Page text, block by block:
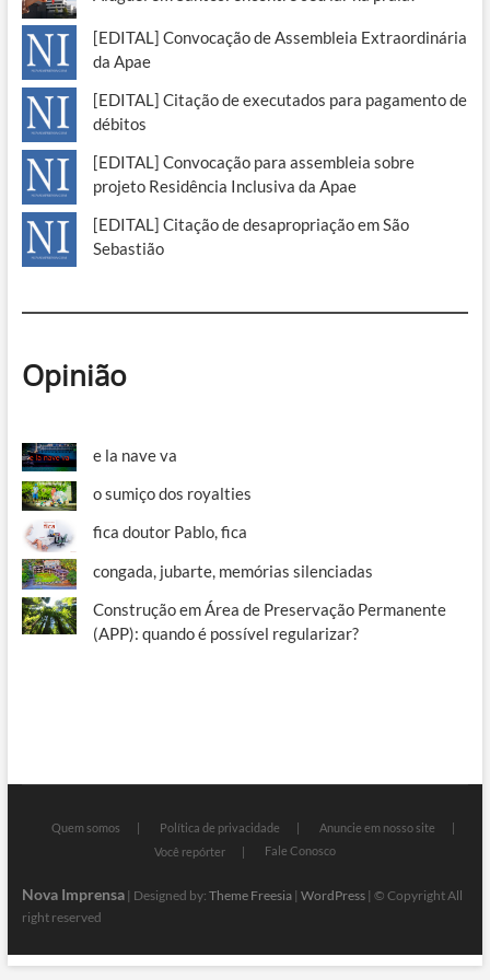
[EDITAL] Convocação de Assembleia Extraordinária
da Apae
[EDITAL] Citação de executados para pagamento de
débitos
[EDITAL] Convocação para assembleia sobre
projeto Residência Inclusiva da Apae
[EDITAL] Citação de desapropriação em São
Sebastião
Opinião
e la nave va
o sumiço dos royalties
fica doutor Pablo, fica
congada, jubarte, memórias silenciadas
Construção em Área de Preservação Permanente
(APP): quando é possível regularizar?
Quem somos Política de privacidade
Anuncie em nosso site
Você repórter
Fale Conosco
Nova Imprensa| Designed by: Theme Freesia| WordPress| © Copyright All
right reserved